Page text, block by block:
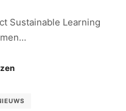
Sustainable Learning